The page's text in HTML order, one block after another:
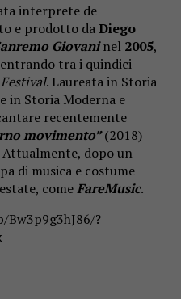
interprete de
e prodotto da Diego
Giovaninel 2005,
tra i quindici
Festival. Laureata in Storia
in Storia Moderna e
recentemente
movimento”(2018)
Attualmente, dopo un
di musica e costume
comeFareMusic.
?